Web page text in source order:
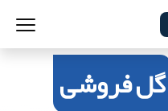
گل فروشی